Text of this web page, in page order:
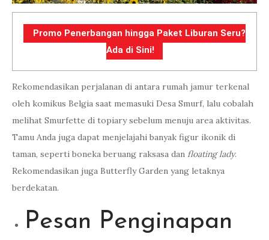
Promo Penerbangan hingga Paket Liburan Seru?
Ada di Sini!
Rekomendasikan perjalanan di antara rumah jamur terkenal
oleh komikus Belgia saat memasuki Desa Smurf, lalu cobalah
melihat Smurfette di topiary sebelum menuju area aktivitas.
Tamu Anda juga dapat menjelajahi banyak figur ikonik di
taman, seperti boneka beruang raksasa dan floating lady.
Rekomendasikan juga Butterfly Garden yang letaknya
berdekatan.
Pesan Penginapan